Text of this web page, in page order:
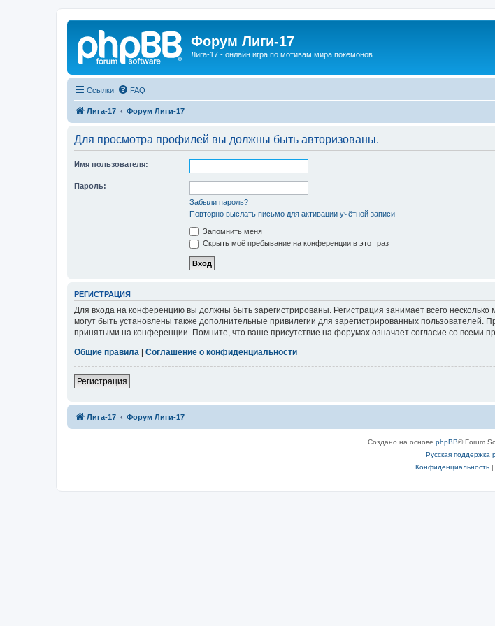
Форум Лиги-17
Лига-17 - онлайн игра по мотивам мира покемонов.
Ссылки FAQ
Лига-17 Форум Лиги-17
Для просмотра профилей вы должны быть авторизованы.
Имя пользователя:
Пароль:
Забыли пароль?
Повторно выслать письмо для активации учётной записи
Запомнить меня
Скрыть моё пребывание на конференции в этот раз
РЕГИСТРАЦИЯ
Для входа на конференцию вы должны быть зарегистрированы. Регистрация занимает всего
могут быть установлены также дополнительные привилегии для зарегистрированных пользователей.
принятыми на конференции. Помните, что ваше присутствие на форумах означает согласие со всеми
Общие правила
Соглашение о конфиденциальности
Регистрация
Лига-17 Форум Лиги-17
Создано на основе phpBB® Forum
Русская поддержка
Конфиденциальность|